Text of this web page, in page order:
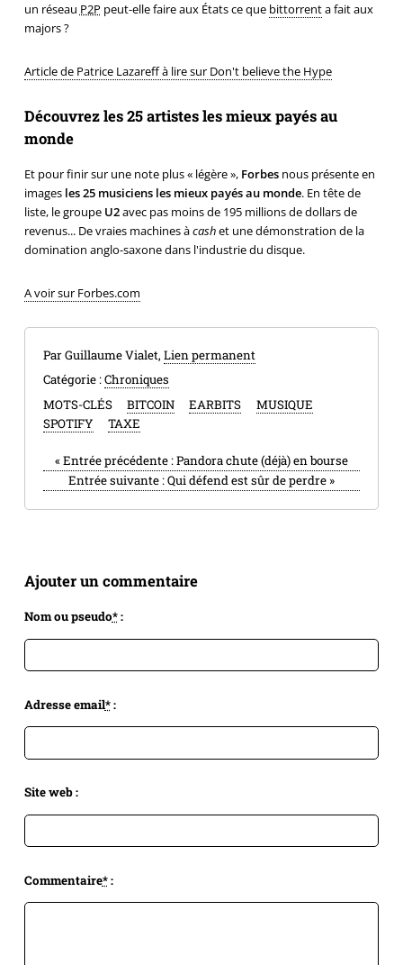
un réseau P2P peut-elle faire aux États ce que bittorrenta fait aux
majors ?
Article de Patrice Lazareff à lire sur Don't believe the Hype
Découvrez les 25 artistes les mieux payés au
monde
Et pour finir sur une note plus « légère », Forbesnous présente en
images les 25 musiciens les mieux payés au monde. En tête de
liste, le groupe U2avec pas moins de 195 millions de dollars de
revenus... De vraies machines àcashet une démonstration de la
domination anglo-saxone dans l'industrie du disque.
A voir sur Forbes.com
Par Guillaume Vialet, Lien permanent
Catégorie :Chroniques
MOTS-CLÉS
BITCOIN EARBITS
MUSIQUE
SPOTIFY
TAXE
«Entrée précédente :Pandora chute (déjà) en bourse
Entrée suivante :Qui défend est sûr de perdre »
Ajouter un commentaire
Nom ou pseudo*:
Adresse email*:
Site web :
Commentaire*: